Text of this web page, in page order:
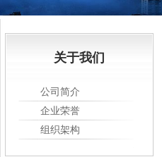
关于我们
公司简介
企业荣誉
组织架构